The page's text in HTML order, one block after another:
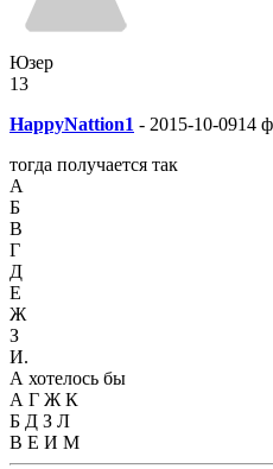
Юзер
13
HappyNattion1 - 2015-10-0914
тогда получается так
А
Б
В
Г
Д
Е
Ж
З
И.
А хотелось бы
А Г Ж К
Б Д З Л
В Е И М